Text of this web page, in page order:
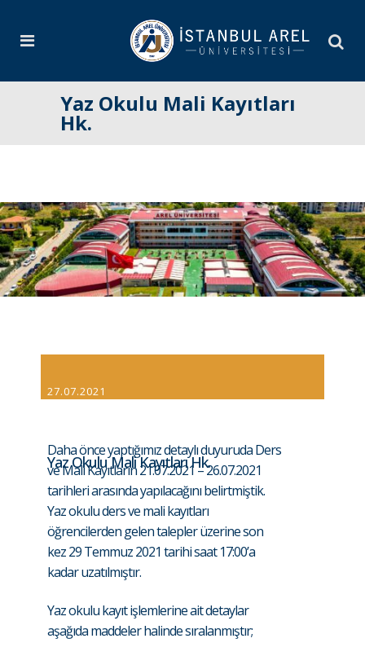
Yaz Okulu Mali Kayıtları
Hk.
27.07.2021
Yaz Okulu Mali Kayıtları Hk.
Daha önce yaptığımız detaylı duyuruda Ders
ve Mali Kayıtların 21.07.2021 – 26.07.2021
tarihleri arasında yapılacağını belirtmiştik.
Yaz okulu ders ve mali kayıtları
öğrencilerden gelen talepler üzerine son
kez 29 Temmuz 2021 tarihi saat 17:00’a
kadar uzatılmıştır.
Yaz okulu kayıt işlemlerine ait detaylar
aşağıda maddeler halinde sıralanmıştır;